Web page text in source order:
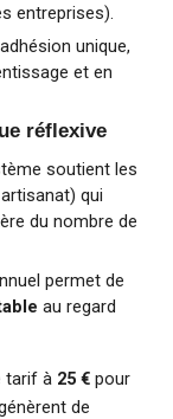
entreprises).
unique,
et en
réflexive
soutient les
qui
du nombre de
permet de
au regard
tarif à 25 € pour
de